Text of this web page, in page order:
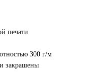
печати
300 г/м
закрашены